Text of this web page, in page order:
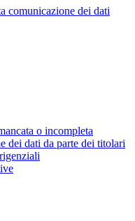
comunicazione dei dati
o incompleta
dei dati da parte dei titolari